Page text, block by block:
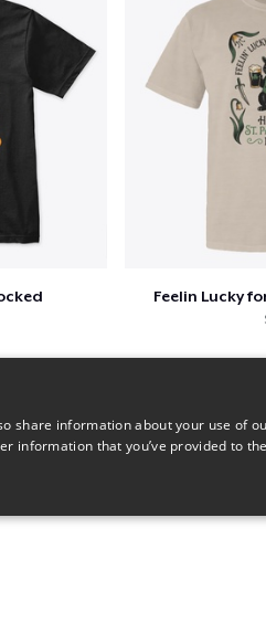
Feelin Lucky
share information about your use of
information that you’ve provided to